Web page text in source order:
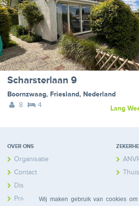
Wij maken gebruik van cookies
Scharsterlaan 9
Boornzwaag, Friesland, Nederland
8
4 Lang
OVER ONS
Organisatie
Contact
Disclaimer
Privacy